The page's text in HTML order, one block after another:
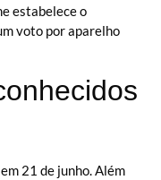
estabelece o
voto por aparelho
21 de junho. Além